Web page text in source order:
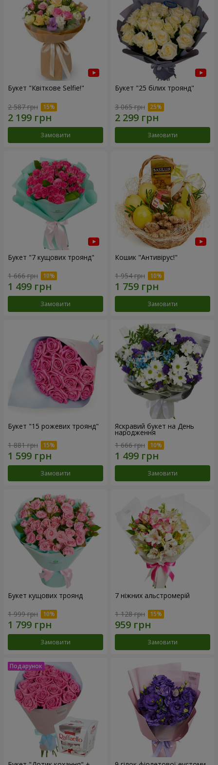
Букет "Квіткове Selfie!"
2 587 грн
Замовити
Букет "25 білих троянд"
3 065 грн
Замовити
Букет "7 кущових троянд"
1 666 грн
Замовити
Кошик "Антивірус!"
1 954 грн
Замовити
Букет "15 рожевих троянд"
1 881 грн
Замовити
Яскравий букет на День
народження
1 666 грн
Замовити
Букет кущових троянд
1 999 грн
Замовити
7 ніжних альстромерій
1 128 грн
Замовити